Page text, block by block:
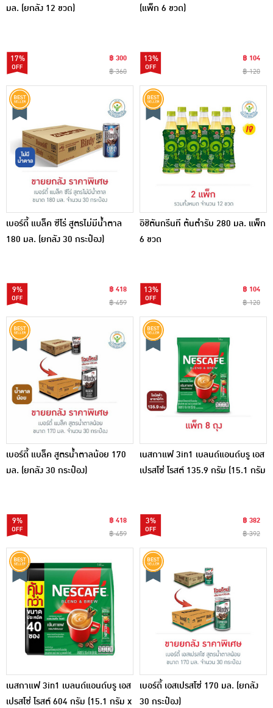
มล. (ยกลัง 12 ขวด)
17%
฿ 300
฿ 360
(แพ็ก 6 ขวด)
13%
฿ 104
฿ 120
เบอร์ดี้ แบล็ค ซีโร่ สูตรไม่มีน้ำตาล
180 มล. (ยกลัง 30 กระป๋อง)
9%
฿ 418
฿ 459
อิชิตันกรีนที ต้นตำรับ 280 มล. แพ็ก
6 ขวด
13%
฿ 104
฿ 120
เบอร์ดี้ แบล็ค สูตรน้ำตาลน้อย 170
มล. (ยกลัง 30 กระป๋อง)
9%
฿ 418
฿ 459
เนสกาแฟ 3in1 เบลนด์แอนด์บรู เอส
เปรสโซ่ โรสต์ 135.9 กรัม (15.1 กรัม
3%
฿ 382
฿ 392
เนสกาแฟ 3in1 เบลนด์แอนด์บรู เอส
เปรสโซ่ โรสต์ 604 กรัม (15.1 กรัม x
เบอร์ดี้ เอสเปรสโซ่ 170 มล. (ยกลัง
30 กระป๋อง)